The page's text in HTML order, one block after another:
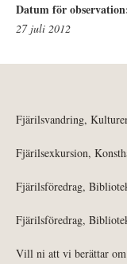
Datum för
27 juli 2012
Fjärilsvandring,
Fjärilsexkursion,
Fjärilsföredrag,
Fjärilsföredrag,
Vill ni att vi berättar